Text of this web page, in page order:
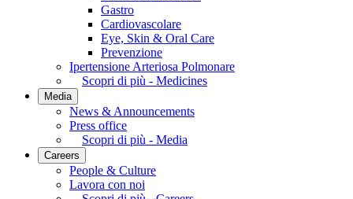
Gastro
Cardiovascolare
Eye, Skin & Oral Care
Prevenzione
Ipertensione Arteriosa Polmonare
Scopri di più - Medicines
Media
News & Announcements
Press office
Scopri di più - Media
Careers
People & Culture
Lavora con noi